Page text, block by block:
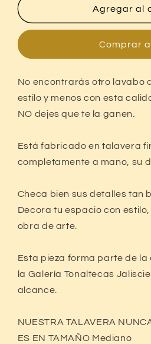
Fina
Estilo
02m02
Talavera
Estilo
Antiguo
02m02
Agregar al
Comprar
No encontrarás otro lavabo
estilo y menos con esta
NO dejes que te la ganen.
Está fabricado en talavera
completamente a mano, su
Checa bien sus detalles tan
Decora tu espacio con
obra de arte.
Esta pieza forma parte de
la Galería Tonaltecas
alcance.
NUESTRA TALAVERA
ES EN TAMAÑO Mediano
Compra ahora y
sin tarjeta
Agrega tu producto
pagar con Meses sin
2 En tu cuenta de
la cantidad de meses
débito u otros medios.
Crédito sujeto a
¿Tienes dudas?